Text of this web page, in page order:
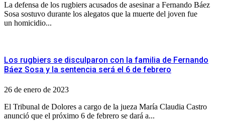
La defensa de los rugbiers acusados de asesinar a Fernando Báez
Sosa sostuvo durante los alegatos que la muerte del joven fue
un homicidio...
Los rugbiers se disculparon con la familia de Fernando
Báez Sosa y la sentencia será el 6 de febrero
26 de enero de 2023
El Tribunal de Dolores a cargo de la jueza María Claudia Castro
anunció que el próximo 6 de febrero se dará a...